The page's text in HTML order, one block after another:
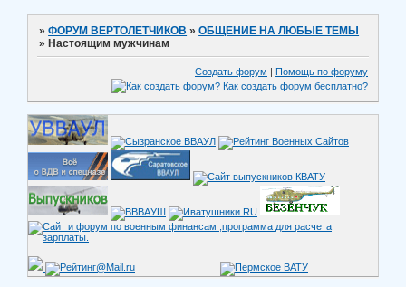
»ФОРУМ ВЕРТОЛЕТЧИКОВ »ОБЩЕНИЕ НА ЛЮБЫЕ ТЕМЫ
»Настоящим мужчинам
Создать форум | Помощь по форуму